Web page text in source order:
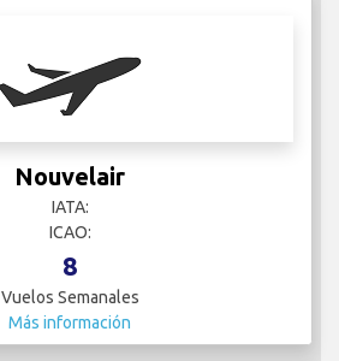
Nouvelair
IATA:
ICAO:
8
Vuelos Semanales
Más información